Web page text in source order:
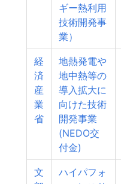
ギー熱利用
技術開発事
業）
経
済
産
業
省
地熱発電や
地中熱等の
導入拡大に
向けた技術
開発事業
(NEDO交
付金)
文
ハイパフォ